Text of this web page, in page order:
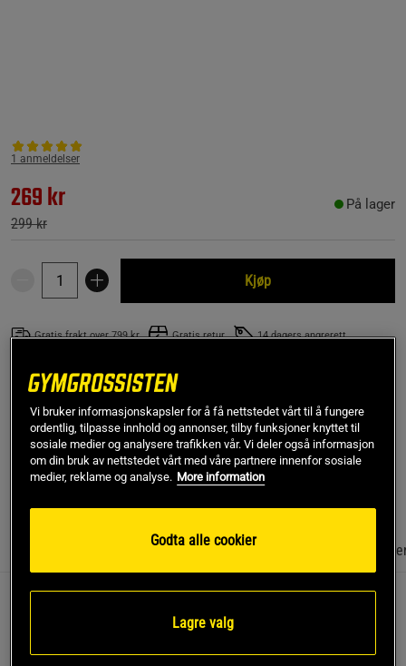
1 anmeldelser
269 kr
299 kr
På lager
Kjøp
Gratis frakt over 799 kr Gratis retur 14 dagers angrerett
SKU #FP5882-44| EAN602652257797
Denne Core Baren fra BE-KIND er en næringsrik, mettende og
virkelig god bar med kun 5 gram sukker og en uimotståelig smak av
mandler og havsalt.
Les mer
Anmeldelser (1) Næringsinformasjon &
med Caramel Almond & Sea Salt– en uimotståelig
snackseksplosjon i hver bit!
Vi bruker informasjonskapsler for å få nettstedet vårt til å fungere
ordentlig, tilpasse innhold og annonser, tilby funksjoner knyttet til
sosiale medier og analysere trafikken vår. Vi deler også informasjon
om din bruk av nettstedet vårt med våre partnere innenfor sosiale
medier, reklame og analyse. More information
Godta alle cookier
Lagre valg